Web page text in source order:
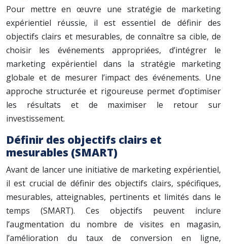
Pour mettre en œuvre une stratégie de marketing
expérientiel réussie, il est essentiel de définir des
objectifs clairs et mesurables, de connaître sa cible, de
choisir les événements appropriées, d’intégrer le
marketing expérientiel dans la stratégie marketing
globale et de mesurer l’impact des événements. Une
approche structurée et rigoureuse permet d’optimiser
les résultats et de maximiser le retour sur
investissement.
Définir des objectifs clairs et
mesurables (SMART)
Avant de lancer une initiative de marketing expérientiel,
il est crucial de définir des objectifs clairs, spécifiques,
mesurables, atteignables, pertinents et limités dans le
temps (SMART). Ces objectifs peuvent inclure
l’augmentation du nombre de visites en magasin,
l’amélioration du taux de conversion en ligne,